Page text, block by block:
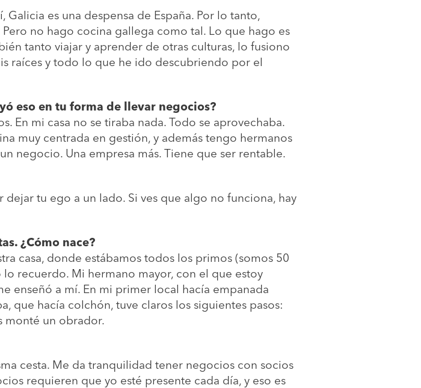
es una despensa de España. Por lo tanto,
no hago cocina gallega como tal. Lo que hago es
tanto viajar y aprender de otras culturas, lo fusiono
raíces y todo lo que he ido descubriendo por el
eso en tu forma de llevar negocios?
En mi casa no se tiraba nada. Todo se aprovechaba.
muy centrada en gestión, y además tengo hermanos
negocio. Una empresa más. Tiene que ser rentable.
tu ego a un lado. Si ves que algo no funciona, hay
¿Cómo nace?
casa, donde estábamos todos los primos (somos 50
recuerdo. Mi hermano mayor, con el que estoy
enseñó a mí. En mi primer local hacía empanada
que hacía colchón, tuve claros los siguientes pasos:
monté un obrador.
cesta. Me da tranquilidad tener negocios con socios
requieren que yo esté presente cada día, y eso es